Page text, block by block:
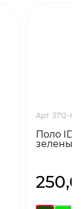
Арт. 3712-61S
Поло